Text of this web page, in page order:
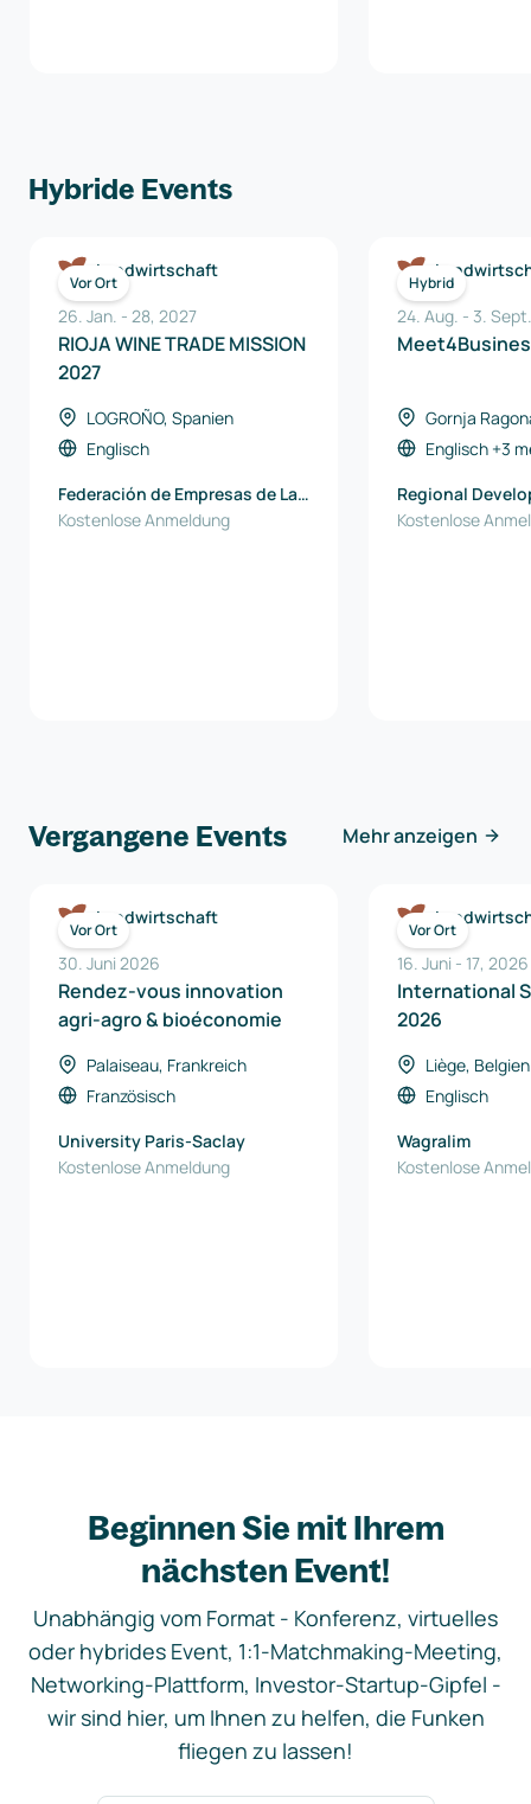
Hybride Events
Vor Ort
Landwirtschaft
26. Jan. - 28, 2027
RIOJA WINE TRADE MISSION
2027
LOGROÑO, Spanien
Englisch
Federación de Empresas de La
Rioja
Kostenlose Anmeldung
Hybrid
24. Aug. - 3.
Gornja
Englisch +3
Regional
Podravje-
Kostenlose
Vergangene Events Mehr anzeigen
Vor Ort
Landwirtschaft
30. Juni 2026
Rendez-vous innovation
agri-agro & bioéconomie
Palaiseau, Frankreich
Französisch
University Paris-Saclay
Kostenlose Anmeldung
Vor Ort
16. Juni - 17, 2026
International
2026
Liège, Belgien
Englisch
Wagralim
Kostenlose
Beginnen Sie mit Ihrem
nächsten Event!
Unabhängig vom Format - Konferenz, virtuelles
oder hybrides Event, 1:1-Matchmaking-Meeting,
Networking-Plattform, Investor-Startup-Gipfel -
wir sind hier, um Ihnen zu helfen, die Funken
fliegen zu lassen!